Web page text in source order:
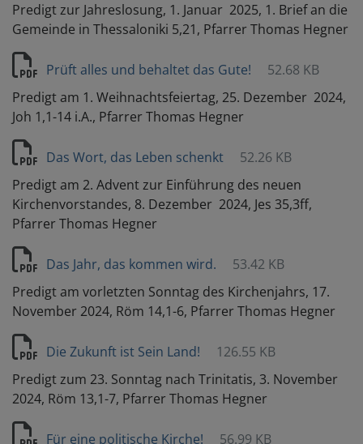
Predigt zur Jahreslosung, 1. Januar 2025, 1. Brief an die
Gemeinde in Thessaloniki 5,21, Pfarrer Thomas Hegner
Prüft alles und behaltet das Gute!
52.68 KB
Predigt am 1. Weihnachtsfeiertag, 25. Dezember 2024,
Joh 1,1-14 i.A., Pfarrer Thomas Hegner
Das Wort, das Leben schenkt
52.26 KB
Predigt am 2. Advent zur Einführung des neuen
Kirchenvorstandes, 8. Dezember 2024, Jes 35,3ff,
Pfarrer Thomas Hegner
Das Jahr, das kommen wird.
53.42 KB
Predigt am vorletzten Sonntag des Kirchenjahrs, 17.
November 2024, Röm 14,1-6, Pfarrer Thomas Hegner
Die Zukunft ist Sein Land!
126.55 KB
Predigt zum 23. Sonntag nach Trinitatis, 3. November
2024, Röm 13,1-7, Pfarrer Thomas Hegner
Für eine politische Kirche! 56.99 KB